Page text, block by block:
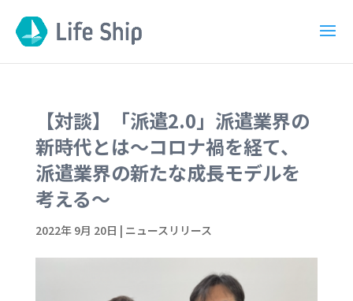
【対談】「派遣2.0」派遣業界の
新時代とは〜コロナ禍を経て、
派遣業界の新たな成長モデルを
考える〜
2022年 9月 20日 | ニュースリリース